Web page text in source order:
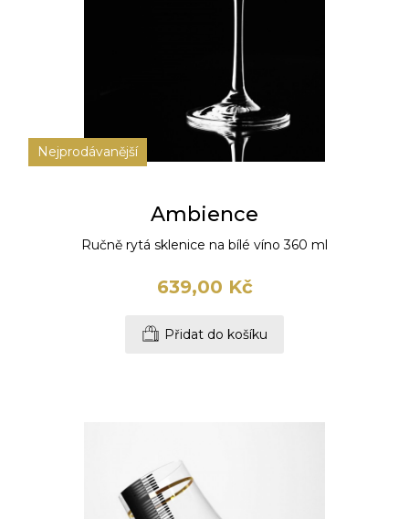
Nejprodávanější
Ambience
Ručně rytá sklenice na bílé víno 360 ml
639,00 Kč
Přidat do košíku